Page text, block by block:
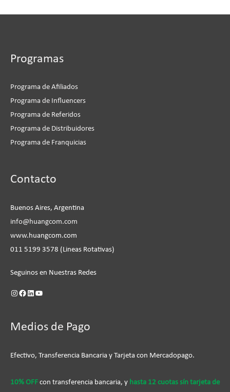
Programas
Programa de Afiliados
Programa de Influencers
Programa de Referidos
Programa de Distribuidores
Programa de Franquicias
Contacto
Buenos Aires, Argentina
info@huangcom.com
www.huangcom.com
011 5199 3578 (Lineas Rotativas)
Seguinos en Nuestras Redes
Medios de Pago
Efectivo, Transferencia Bancaria y Tarjeta con Mercadopago.
10% OFF con transferencia bancaria, y hasta 12 cuotas sín tarjeta de